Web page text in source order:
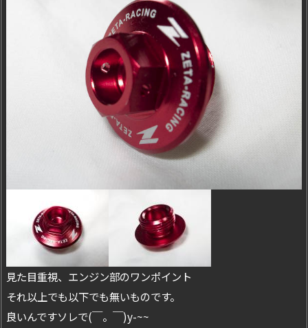
見た目重視、エンジン部のワンポイント
それ以上でも以下でも無いものです。
良いんですソレで(￣。￣)y-~~